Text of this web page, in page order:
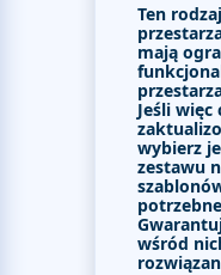
Ten
mają
Jeśli więc
wybierz
zestawu
wśród